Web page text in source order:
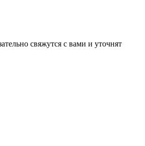
свяжутся с вами и уточнят